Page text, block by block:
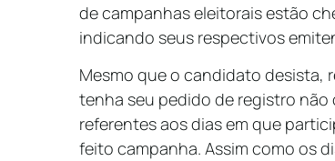
de campanhas eleitorais estão
indicando seus respectivos
Mesmo que o candidato desista,
tenha seu pedido de registro
referentes aos dias em que
feito campanha. Assim como os